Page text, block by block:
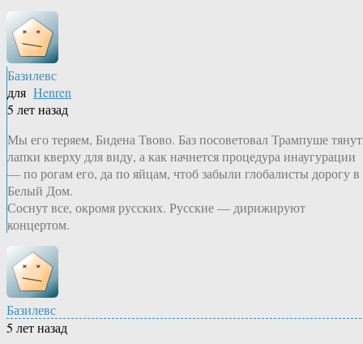
Базилевс
для Henren
5 лет назад
Мы его теряем, Бидена Твово. Баз посоветовал Трампуше
лапки кверху для виду, а как начнется процедура инаугурации
— по рогам его, да по яйцам, чтоб забыли глобалисты дорогу в
Белый Дом.
Соснут все, окромя русских. Русские — дирижируют
концертом.
Базилевс
5 лет назад